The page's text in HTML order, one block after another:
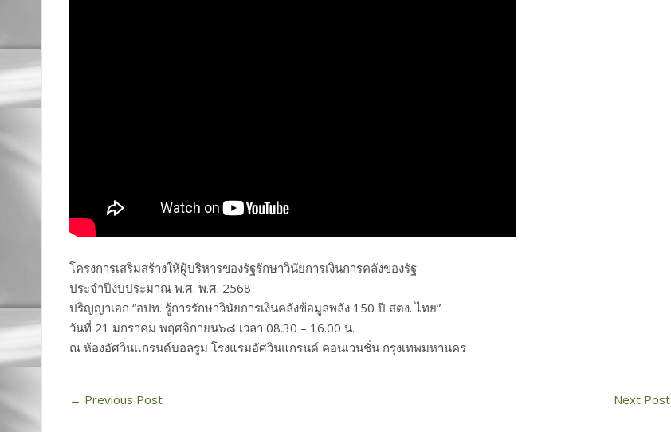
โครงการเสริมสร้างให้ผู้บริหารของรัฐรักษาวินัยการเงินการคลังของรัฐ
ประจำปีงบประมาณ พ.ศ. พ.ศ. 2568
ปริญญาเอก “อปท. รู้การรักษาวินัยการเงินคลังข้อมูลพลัง 150 ปี สตง. ไทย”
วันที่ 21 มกราคม พฤศจิกายน๖๘ เวลา 08.30 – 16.00 น.
ณ ห้องอัศวินแกรนด์บอลรูม โรงแรมอัศวินแกรนด์ คอนเวนชั่น กรุงเทพมหานคร
← Previous Post Next Post